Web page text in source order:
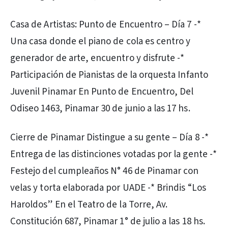
Casa de Artistas: Punto de Encuentro – Día 7 -*
Una casa donde el piano de cola es centro y
generador de arte, encuentro y disfrute -*
Participación de Pianistas de la orquesta Infanto
Juvenil Pinamar En Punto de Encuentro, Del
Odiseo 1463, Pinamar 30 de junio a las 17 hs.
Cierre de Pinamar Distingue a su gente – Día 8 -*
Entrega de las distinciones votadas por la gente -*
Festejo del cumpleaños N° 46 de Pinamar con
velas y torta elaborada por UADE -* Brindis “Los
Haroldos” En el Teatro de la Torre, Av.
Constitución 687, Pinamar 1° de julio a las 18 hs.